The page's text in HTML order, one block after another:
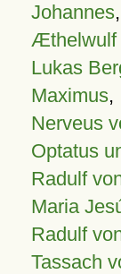
Johannes,
Æthelwulf
Lukas
Maximus,
Nerveus
Optatus
Radulf
Maria
Radulf
Tassach